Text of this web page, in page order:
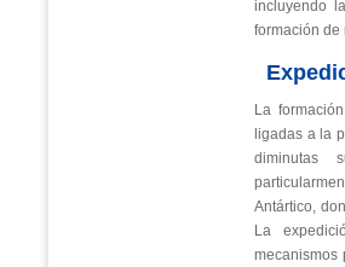
incluyendo
formación de
La
ligadas a la
diminutas
Antártico,
La
mecanismos